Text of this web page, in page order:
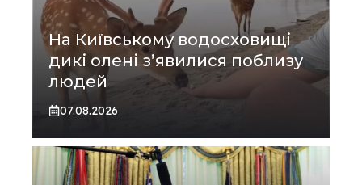
На Київському водосховищі
дикі олені з’явилися поблизу
людей
07.08.2026